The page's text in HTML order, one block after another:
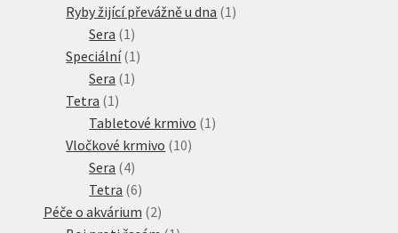
produkt
Ryby žijící převážně u dna 1 1
Sera 1 1
produkt
Speciální 1 1
Sera 1 1
Tetra 1 1
produkt
Tabletové krmivo 1 1
Vločkové krmivo 1010
Sera 44
produkty
Tetra 66
produktů
Péče o akvárium 22